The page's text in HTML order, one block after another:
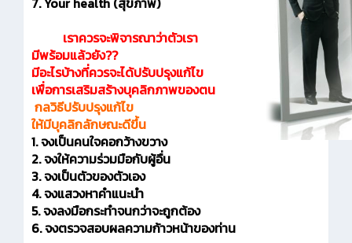
เราควรจะพิจารณาว่าตัวเรา
มีพร้อมแล้วยัง??
มีอะไรบ้างที่ควรจะได้ปรับปรุงแก้ไข
เพื่อการเสริมสร้างบุคลิกภาพของตน
กลวิธีปรับปรุงแก้ไข
ให้มีบุคลิกลักษณะดีขึ้น
1. จงเป็นคนใจคอกว้างขวาง
2. จงให้ความร่วมมือกับผู้อื่น
3. จงเป็นตัวของตัวเอง
4. จงแสวงหาคำแนะนำ
5. จงลงมือกระทำจนกว่าจะถูกต้อง
6. จงตรวจสอบผลความก้าวหน้าของท่าน